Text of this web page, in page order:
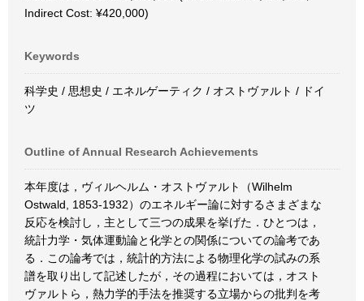
Indirect Cost: ¥420,000)
Keywords
科学史 / 思想史 / エネルゲーティク / オストヴァルト / ドイ
ツ
Outline of Annual Research Achievements
本年度は，ヴィルヘルム・オストヴァルト（Wilhelm
Ostwald, 1853-1932）のエネルギー論に対するさまざまな
反応を検討し，主として三つの成果を挙げた．ひとつは，
統計力学・気体運動論と化学との関係についての論考であ
る．この論考では，統計的方法による物理化学の試みの系
譜を取り出して記述したが，その過程においては，オスト
ヴァルトら，熱力学的手法を推奨する立場からの批判を考